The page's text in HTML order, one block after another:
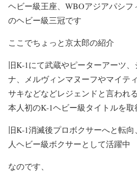
ヘビー級王座、WBOアジアパシフ
のヘビー級三冠です
ここでちょっと京太郎の紹介
旧K-1にて武蔵やピーターアーツ
ナ、メルヴィンマヌーフやマイテ
サキなどなどレジェンドと言われ
本人初のK-1ヘビー級タイトルを取
旧K-1消滅後プロボクサーへと転
人ヘビー級ボクサーとして活躍中
なのです、